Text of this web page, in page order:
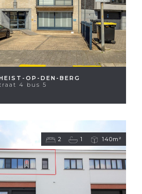
OP-DEN-BERG
4 bus 5
2 1 140m²